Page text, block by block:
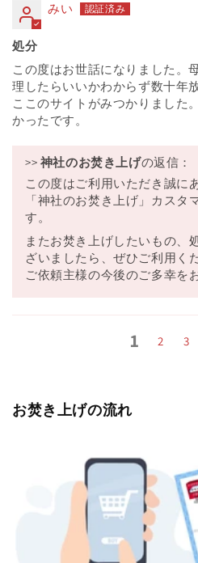
みい
処分
この度はお世話になりました。
理したらいいかわからず数十年放
ここのサイトがみつかりました
かったです。
>> 神社のお焚き上げの返信：
この度はご利用いただき誠に
「神社のお焚き上げ」カスタ
す。
またお焚き上げしたいもの、
ざいましたら、ぜひご利用く
ご依頼主様の今後のご多幸を
1 2 3
お焚き上げの流れ